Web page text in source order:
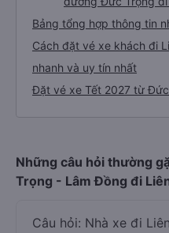
Bảng tổng hợp thông tin
Cách đặt vé xe khách đi
nhanh và uy tín nhất
Đặt vé xe Tết 2027 từ
Những câu hỏi thường
Trọng - Lâm Đồng đi
Câu hỏi: Nhà xe đi